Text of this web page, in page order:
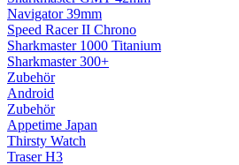
Navigator 39mm
Speed Racer II Chrono
Sharkmaster 1000 Titanium
Sharkmaster 300+
Zubehör
Android
Zubehör
Appetime Japan
Thirsty Watch
Traser H3